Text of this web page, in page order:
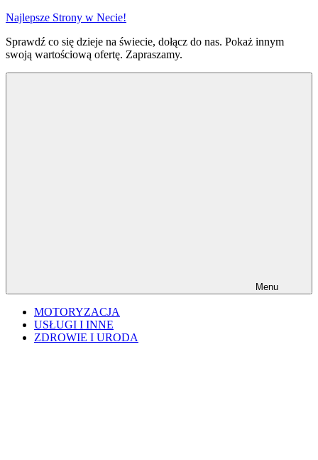
Przejdź
treści
Najlepsze Strony w Necie!
Sprawdź co się dzieje na świecie, dołącz do nas. Pokaż innym
swoją wartościową ofertę. Zapraszamy.
Menu
MOTORYZACJA
USŁUGI I INNE
ZDROWIE I URODA